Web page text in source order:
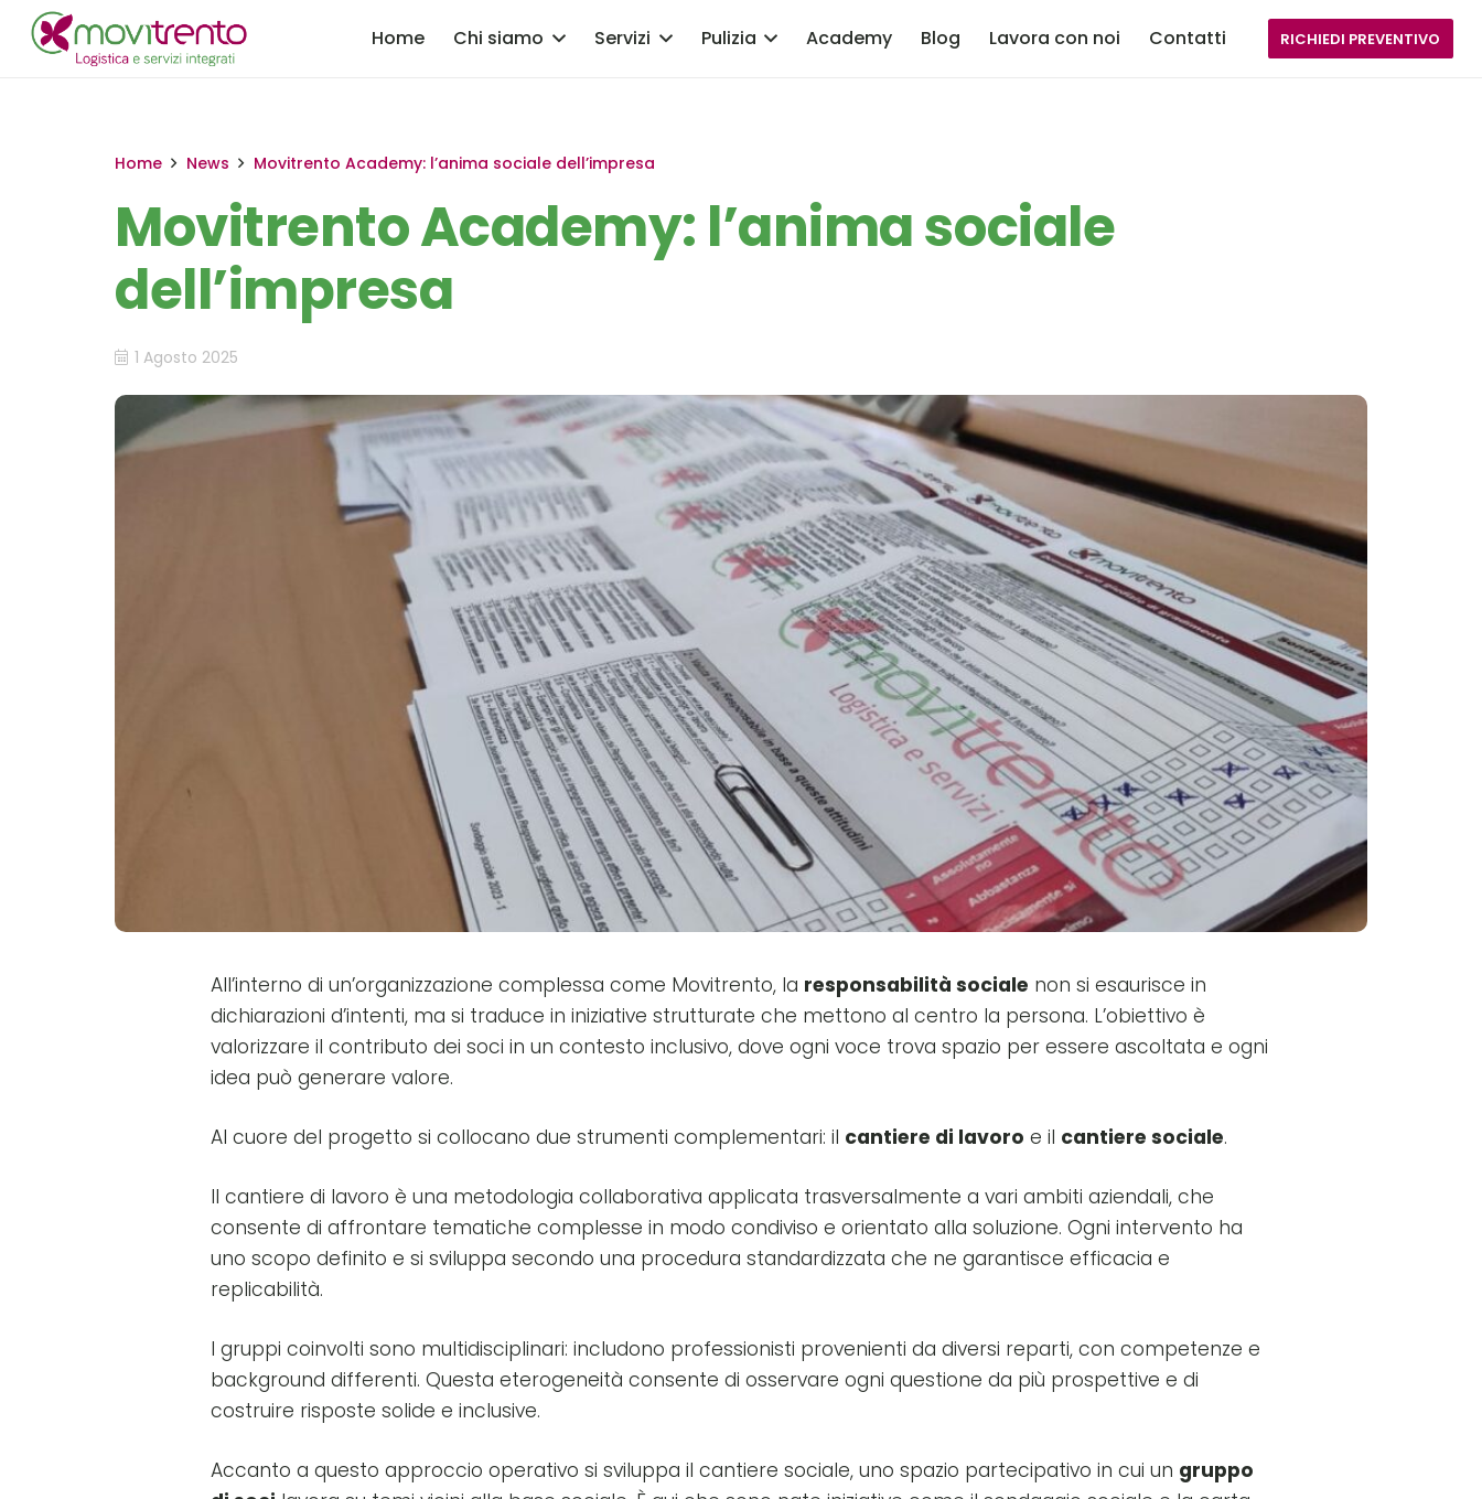
Home Chi siamo Servizi Pulizia Academy Blog Lavora con noi Contatti RICHIEDI PREVENTIVO
Home News Movitrento Academy: l’anima sociale dell’impresa
Movitrento Academy: l’anima sociale
dell’impresa
1 Agosto 2025
All’interno di un’organizzazione complessa come Movitrento, la responsabilità sociale non si esaurisce in
dichiarazioni d’intenti, ma si traduce in iniziative strutturate che mettono al centro la persona. L’obiettivo è
valorizzare il contributo dei soci in un contesto inclusivo, dove ogni voce trova spazio per essere ascoltata e ogni
idea può generare valore.
Al cuore del progetto si collocano due strumenti complementari: il cantiere di lavoro e il cantiere sociale.
Il cantiere di lavoro è una metodologia collaborativa applicata trasversalmente a vari ambiti aziendali, che
consente di affrontare tematiche complesse in modo condiviso e orientato alla soluzione. Ogni intervento ha
uno scopo definito e si sviluppa secondo una procedura standardizzata che ne garantisce efficacia e
replicabilità.
I gruppi coinvolti sono multidisciplinari: includono professionisti provenienti da diversi reparti, con competenze e
background differenti. Questa eterogeneità consente di osservare ogni questione da più prospettive e di
costruire risposte solide e inclusive.
Accanto a questo approccio operativo si sviluppa il cantiere sociale, uno spazio partecipativo in cui un gruppo